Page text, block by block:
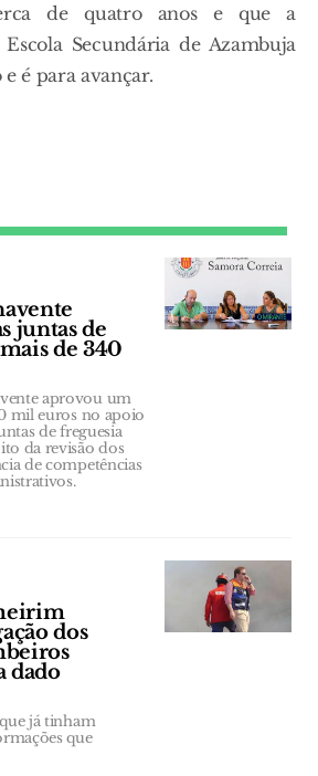
de quatro anos e que a
Secundária de Azambuja
é para avançar.
juntas de
de 340
aprovou um
mil euros no apoio
de freguesia
da revisão dos
de competências
dos
dado
já tinham
que